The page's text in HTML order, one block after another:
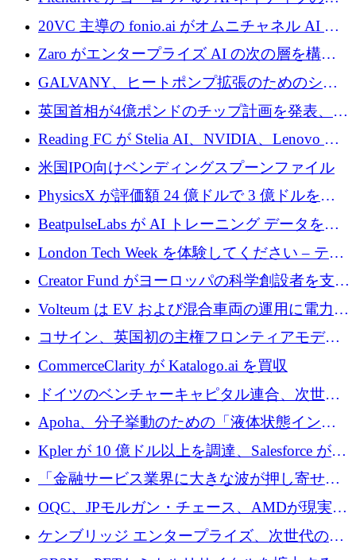
業者を支援するために 6,000 万ユーロを調達
20VC 主導の fonio.ai がオムニチャネル AI プ
ラットフォームのために 1,700 万ドルを調達
Zaro がエンタープライズ AI の次の層を構築
するために 510 万ドルを獲得
GALVANY、ヒートポンプ拡張のためのシー
ドラウンドで1,000万ユーロを確保
英国首相が4億ポンドのチップ計画を発表、英
国の新興企業は「ここで拡大」し「ここに留
まる」
Reading FC が Stelia AI、NVIDIA、Lenovo と
協力して AI Center of Excellence を立ち上げ
米国IPO向けベンディングスプーンファイル
PhysicsX が評価額 24 億ドルで 3 億ドルを調
達
BeatpulseLabs が AI トレーニング データを拡
張するために 180 万ドルのプレシードを調達
London Tech Week を体験してください – テク
ノロジーがヨーロッパのイノベーションの未
来を形作る場所
Creator Fund がヨーロッパの科学創設者を支援
するために 5,600 万ドルを調達
Volteum は EV および混合車両の運用に電力を
供給するために 250 万ユーロを寄付
コサイン、英国初の主権フロンティアモデル
で業界の支援を確保
CommerceClarity が Katalogo.ai を買収
ドイツのベンチャーキャピタル連合、次世代
スタートアップの成長に向けて機関投資家へ
の資本シフトを呼びかけ
Apoha、分子挙動のための「液体状態インテ
リジェンス」を構築するために3,600万ドルを
かけてステルス状態から出現
Kpler が 10 億ドル以上を調達、Salesforce が
Contentful を買収、Built in Europe キャンペー
ンを開始
「金融サービス業界に大きな波が押し寄せて
いる」と「欧州初のAIネイティブ銀行」のボ
スが語る
OQC、JPモルガン・チェース、AMDが現実世
界のフィンテック・アプリケーションを探索
するためにQuantum-AIデータセンターを立ち
ケンブリッジ エンタープライズ、次世代のデ
ィープテック創設者向けにロンドンの出発点